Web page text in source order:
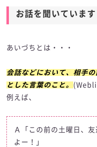
お話を聞いていま
あいづちとは・・・
会話などにおいて、相手
とした言葉のこと。
例えば、
Ａ「この前の土曜日、
よー！」